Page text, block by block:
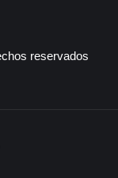
reservados